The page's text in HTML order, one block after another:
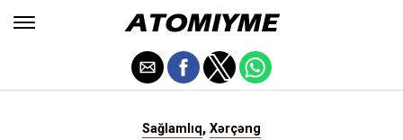
Sağlamlıq, Xərçəng